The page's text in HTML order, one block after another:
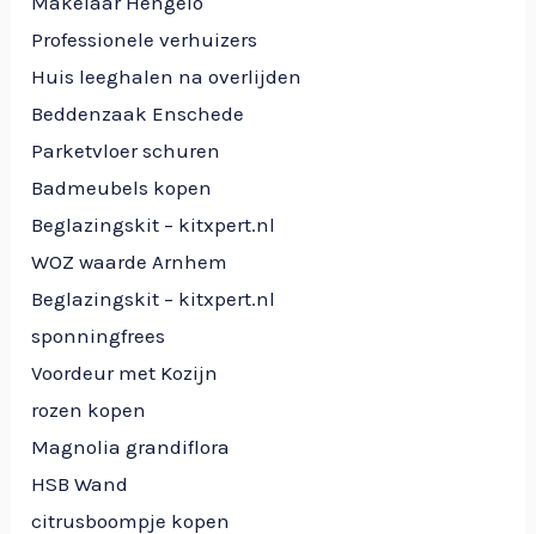
Professionele verhuizers
Huis leeghalen na overlijden
Beddenzaak Enschede
Parketvloer schuren
Badmeubels kopen
Beglazingskit – kitxpert.nl
WOZ waarde Arnhem
Beglazingskit – kitxpert.nl
sponningfrees
Voordeur met Kozijn
rozen kopen
Magnolia grandiflora
HSB Wand
citrusboompje kopen